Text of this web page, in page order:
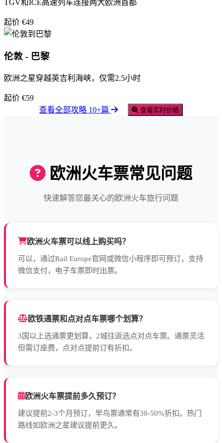
TGV和ICE高速列车连接两大欧洲首都
起价 €49
伦敦 - 巴黎
欧洲之星穿越英吉利海峡，仅需2.5小时
起价 €59
查看全部攻略 10+篇
查看实时价格
欧洲火车票常见问题
快速解答您最关心的欧洲火车旅行问题
欧洲火车票可以线上购买吗？
可以，通过Rail Europe官网或微信小程序即可预订，支持
微信支付，电子车票即时出票。
欧铁通票和点对点车票哪个划算？
3国以上选通票更划算，2城往返选点对点车票。通票灵活
但需订座费，点对点提前订有折扣。
欧洲火车票提前多久预订？
建议提前2-3个月预订，早鸟票通常有30-50%折扣。热门
路线如欧洲之星建议提前更久。